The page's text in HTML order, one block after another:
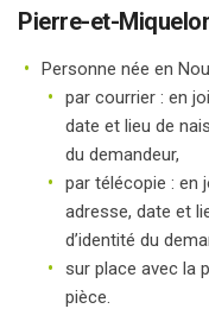
Pierre-et-
Personne née en
par courrier : en
date et lieu de
du demandeur,
par télécopie : en
adresse, date et
d’identité du
sur place avec la
pièce.